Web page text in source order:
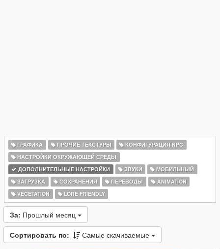
ГРАФИКА ПРОЧИЕ ТЕКСТУРЫ
КОНФИГУРАЦИЯ NPC
НАСТРОЙКИ ОКРУЖАЮЩЕЙ СРЕДЫ
ДОПОЛНИТЕЛЬНЫЕ НАСТРОЙКИ
ЗВУКИ
МОБИЛЬНЫЙ
ЗАГРУЗКА
СОХРАНЕНИЯ ПЕРЕВОДЫ
ANIMATION
VEGETATION
LORE FRIENDLY
За: Прошлый месяц
Сортировать по: Самые скачиваемые